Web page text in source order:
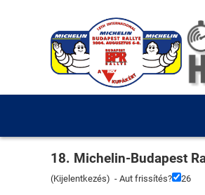
18. Michelin-Budapest
(Kijelentkezés) - Aut frissítés? 26